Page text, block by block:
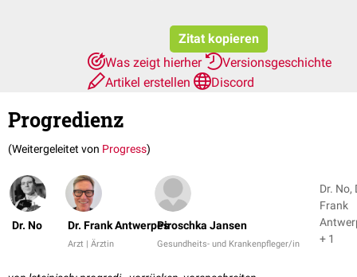
Zitat kopieren
Was zeigt hierher
Versionsgeschichte
Artikel erstellen
Discord
Progredienz
(Weitergeleitet von Progress)
Dr. No Dr. Frank Antwerpes
Arzt | Ärztin
Piroschka Jansen
Gesundheits- und Krankenpfleger/in
Dr. No,
Frank
+ 1